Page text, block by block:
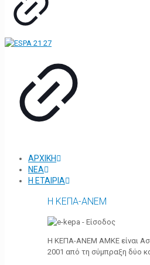
ΑΡΧΙΚΗ
ΝΕΑ
Η ΕΤΑΙΡΙΑ
Η ΚΕΠΑ-ΑΝΕΜ
Η ΚΕΠΑ-ΑΝΕΜ ΑΜΚΕ είναι
2001 από τη σύμπραξη δύο